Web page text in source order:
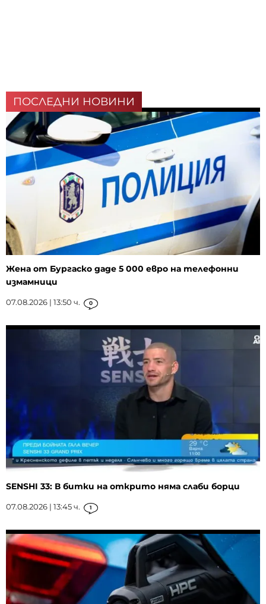
ПОСЛЕДНИ НОВИНИ
Жена от Бургаско даде 5 000 евро на телефонни
измамници
07.08.2026 | 13:50 ч. 0
SENSHI 33: В битки на открито няма слаби борци
07.08.2026 | 13:45 ч. 1